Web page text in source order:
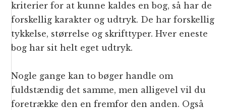
kriterier for at kunne kaldes en bog, så har de
forskellig karakter og udtryk. De har forskellig
tykkelse, størrelse og skrifttyper. Hver eneste
bog har sit helt eget udtryk.
Nogle gange kan to bøger handle om
fuldstændig det samme, men alligevel vil du
foretrække den en fremfor den anden. Også